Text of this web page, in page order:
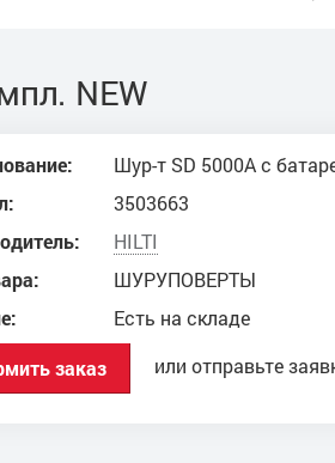
NEW
Шур-т SD 5000A c
3503663
HILTI
ШУРУПОВЕРТЫ
Есть на складе
заказ или отправьте